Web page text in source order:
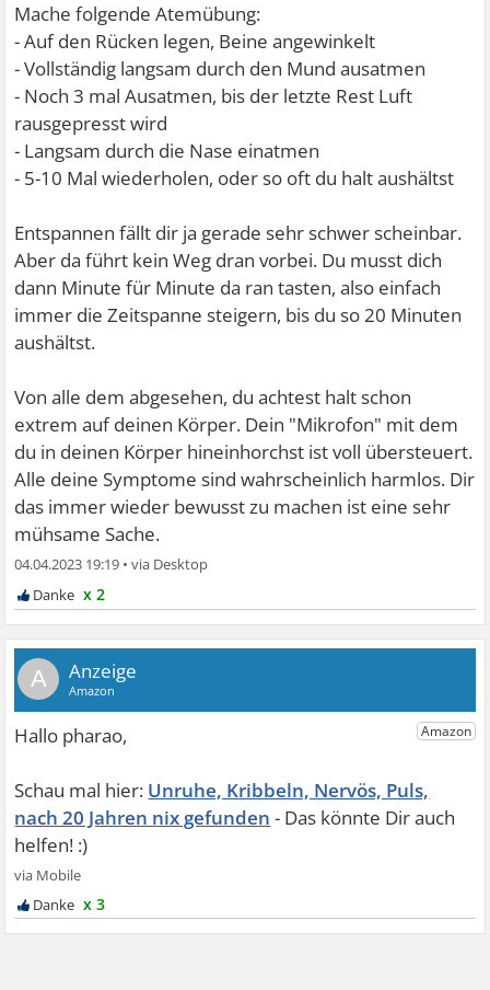
Mache folgende Atemübung:
- Auf den Rücken legen, Beine angewinkelt
- Vollständig langsam durch den Mund ausatmen
- Noch 3 mal Ausatmen, bis der letzte Rest Luft
rausgepresst wird
- Langsam durch die Nase einatmen
- 5-10 Mal wiederholen, oder so oft du halt aushältst
Entspannen fällt dir ja gerade sehr schwer scheinbar.
Aber da führt kein Weg dran vorbei. Du musst dich
dann Minute für Minute da ran tasten, also einfach
immer die Zeitspanne steigern, bis du so 20 Minuten
aushältst.
Von alle dem abgesehen, du achtest halt schon
extrem auf deinen Körper. Dein "Mikrofon" mit dem
du in deinen Körper hineinhorchst ist voll übersteuert.
Alle deine Symptome sind wahrscheinlich harmlos. Dir
das immer wieder bewusst zu machen ist eine sehr
mühsame Sache.
04.04.2023 19:19 •
x 2
A
Unruhe, Kribbeln, Nervös, Puls,
nach 20 Jahren nix gefunden
x 3